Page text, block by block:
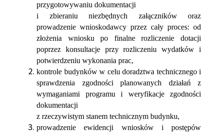
przygotowywaniu dokumentacji
i zbieraniu niezbędnych załączników oraz
prowadzenie wnioskodawcy przez cały proces: od
złożenia wniosku po finalne rozliczenie dotacji
poprzez konsultacje przy rozliczeniu wydatków i
potwierdzeniu wykonania prac,
kontrole budynków w celu doradztwa technicznego i
sprawdzenia zgodności planowanych działań z
wymaganiami programu i weryfikacje zgodności
dokumentacji
z rzeczywistym stanem technicznym budynku,
prowadzenie ewidencji wniosków i postępów